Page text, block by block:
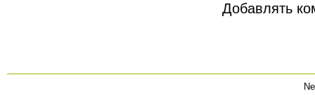
Добавлять